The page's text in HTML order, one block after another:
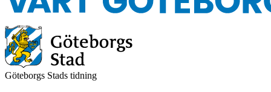
Göteborgs Stads tidning